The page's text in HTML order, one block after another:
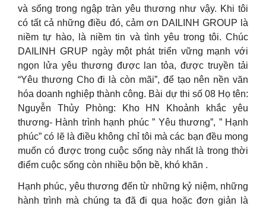
và sống trong ngập tràn yêu thương như vậy. Khi tôi
có tất cả những điều đó, cảm ơn DAILINH GROUP là
niềm tự hào, là niềm tin và tình yêu trong tôi. Chúc
DAILINH GRUP ngày một phát triển vững mạnh với
ngọn lửa yêu thương được lan tỏa, được truyền tải
“Yêu thương Cho đi là còn mãi”, để tạo nên nền văn
hóa doanh nghiệp thành công. Bài dự thi số 08 Họ tên:
Nguyễn Thủy Phòng: Kho HN Khoảnh khắc yêu
thương- Hành trình hạnh phúc ” Yêu thương”, ” Hạnh
phúc” có lẽ là điều không chỉ tôi mà các bạn đều mong
muốn có được trong cuộc sống này nhất là trong thời
điểm cuộc sống còn nhiều bộn bề, khó khăn .
Hạnh phúc, yêu thương đến từ những kỷ niệm, những
hành trình mà chúng ta đã đi qua hoặc đơn giản là